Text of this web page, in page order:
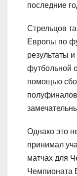
последние
Стрельцов
Европы по
результаты
футбольной
помощью
Однако это
принимал
матчах для
Чемпионата